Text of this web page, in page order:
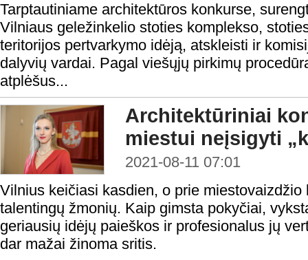
Tarptautiniame architektūros konkurse,
Vilniaus geležinkelio stoties komplekso,
teritorijos pertvarkymo idėją, atskleisti ir
dalyvių vardai. Pagal viešųjų pirkimų
atplėšus...
Architektūriniai
miestui neįsigyti
2021-08-11 07:01
Vilnius keičiasi kasdien, o prie
talentingų žmonių. Kaip gimsta pokyčiai,
geriausių idėjų paieškos ir profesionalus jų
dar mažai žinoma sritis.